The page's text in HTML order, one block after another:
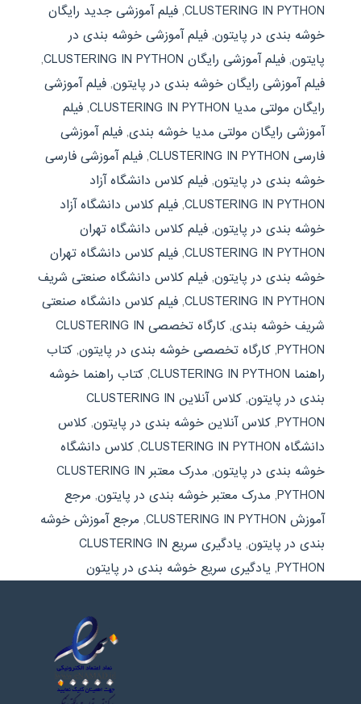
CLUSTERING IN PYTHON
, فیلم آموزشی جدید رایگان
خوشه بندی در پایتون, فیلم آموزشی خوشه بندی در
پایتون, فیلم آموزشی رایگان CLUSTERING IN PYTHON
,
فیلم آموزشی رایگان خوشه بندی در پایتون, فیلم آموزشی
رایگان مولتی مدیا CLUSTERING IN PYTHON
, فیلم
آموزشی رایگان مولتی مدیا خوشه بندی, فیلم آموزشی
فارسی CLUSTERING IN PYTHON
, فیلم آموزشی فارسی
خوشه بندی در پایتون, فیلم کلاس دانشگاه آزاد
CLUSTERING IN PYTHON
, فیلم کلاس دانشگاه آزاد
خوشه بندی در پایتون, فیلم کلاس دانشگاه تهران
CLUSTERING IN PYTHON
, فیلم کلاس دانشگاه تهران
خوشه بندی در پایتون, فیلم کلاس دانشگاه صنعتی شریف
CLUSTERING IN PYTHON
, فیلم کلاس دانشگاه صنعتی
شریف خوشه بندی,
کارگاه تخصصی CLUSTERING IN
PYTHON
, کارگاه تخصصی خوشه بندی در پایتون, کتاب
راهنما CLUSTERING IN PYTHON
, کتاب راهنما خوشه
بندی در پایتون,
کلاس آنلاین CLUSTERING IN
PYTHON
, کلاس آنلاین خوشه بندی در پایتون, کلاس
دانشگاه CLUSTERING IN PYTHON
, کلاس دانشگاه
خوشه بندی در پایتون,
مدرک معتبر CLUSTERING IN
PYTHON
, مدرک معتبر خوشه بندی در پایتون, مرجع
آموزش CLUSTERING IN PYTHON
, مرجع آموزش خوشه
بندی در پایتون,
یادگیری سریع CLUSTERING IN
PYTHON
, یادگیری سریع خوشه بندی در پایتون